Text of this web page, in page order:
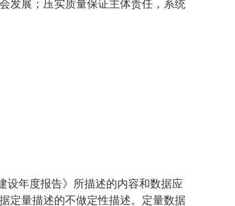
发展；压实质量保证主体责任，系统
设年度报告》
所描述的内容和数据应
定量描述的不做定性描述。定量数据